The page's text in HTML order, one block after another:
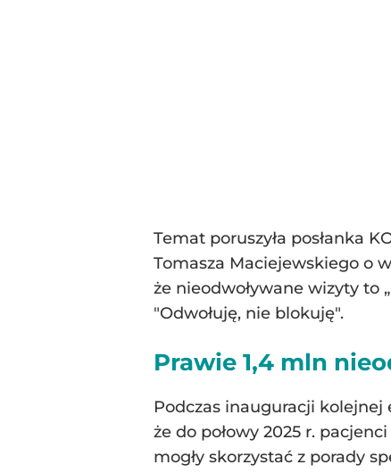
Temat poruszyła posłanka
Tomasza Maciejewskiego o
że nieodwoływane wizyty to
"Odwołuję, nie blokuję".
Prawie 1,4 mln
Podczas inauguracji
że do połowy 2025 r.
mogły skorzystać z porady